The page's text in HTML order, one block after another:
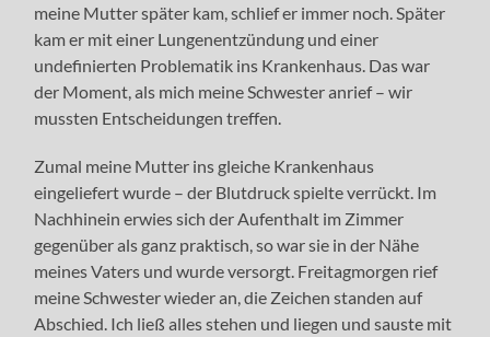
meine Mutter später kam, schlief er immer noch. Später
kam er mit einer Lungenentzündung und einer
undefinierten Problematik ins Krankenhaus. Das war
der Moment, als mich meine Schwester anrief – wir
mussten Entscheidungen treffen.
Zumal meine Mutter ins gleiche Krankenhaus
eingeliefert wurde – der Blutdruck spielte verrückt. Im
Nachhinein erwies sich der Aufenthalt im Zimmer
gegenüber als ganz praktisch, so war sie in der Nähe
meines Vaters und wurde versorgt. Freitagmorgen rief
meine Schwester wieder an, die Zeichen standen auf
Abschied. Ich ließ alles stehen und liegen und sauste mit